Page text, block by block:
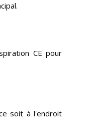
CE pour
soit à l'endroit